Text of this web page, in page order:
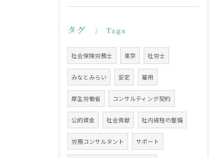
タグ Tags
社会保険労務士 東京 社労士
みなとみらい 安定 雇用
厚生労働省 コンサルティング契約
公的資金 社会貢献 社内規程の整備
労務コンサルタント サポート